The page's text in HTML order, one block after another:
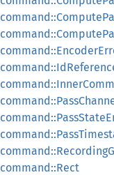
command::Rect